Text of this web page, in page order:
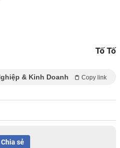
Tố Tố
& Kinh Doanh Copy link
Chia sẻ